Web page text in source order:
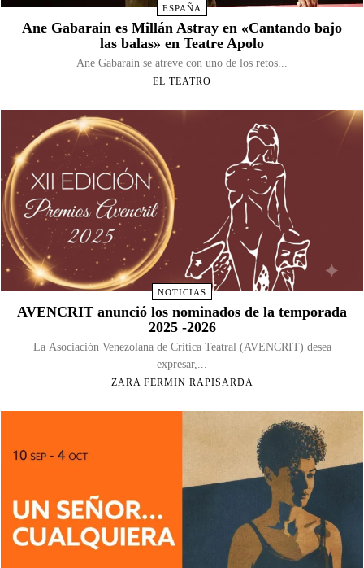
ESPAÑA
Ane Gabarain es Millán Astray en «Cantando bajo
las balas» en Teatre Apolo
Ane Gabarain se atreve con uno de los retos...
EL TEATRO
NOTICIAS
AVENCRIT anunció los nominados de la temporada
2025 -2026
La Asociación Venezolana de Crítica Teatral (AVENCRIT) desea
expresar,...
ZARA FERMIN RAPISARDA